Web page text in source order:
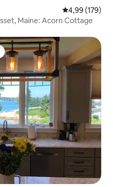
Calificación
4,99 (179)
Maine: Acorn Cottage
más destacados